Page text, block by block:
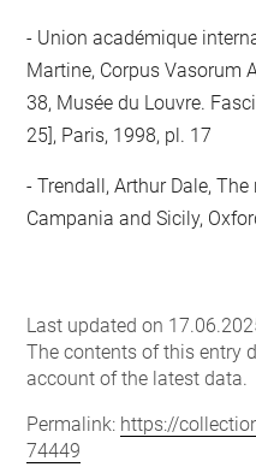
Union académique
Martine, Corpus Vasorum
38, Musée du Louvre.
25], Paris, 1998, pl. 17
Trendall, Arthur Dale,
Campania and Sicily,
Last updated on
The contents of this entry
account of the latest data.
Permalink: https://
74449